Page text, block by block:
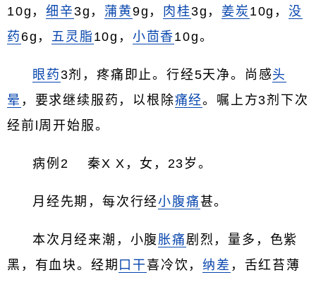
10g，细辛3g， 蒲黄9g， 肉桂3g，姜炭 10g，没
药 6g， 五灵脂10g， 小茴香10g。
眼药3剂，疼痛即止。行经5天净。尚感头
晕 ，要求继续服药，以根除痛经。嘱上方3剂下次
经前l周开始服。
病例2 秦X X，女，23岁。
月经先期，每次行经小腹痛甚。
本次月经来潮，小腹 胀痛剧烈，量多，色紫
黑，有血块。经期 口干喜冷饮，纳差 ，舌红苔薄